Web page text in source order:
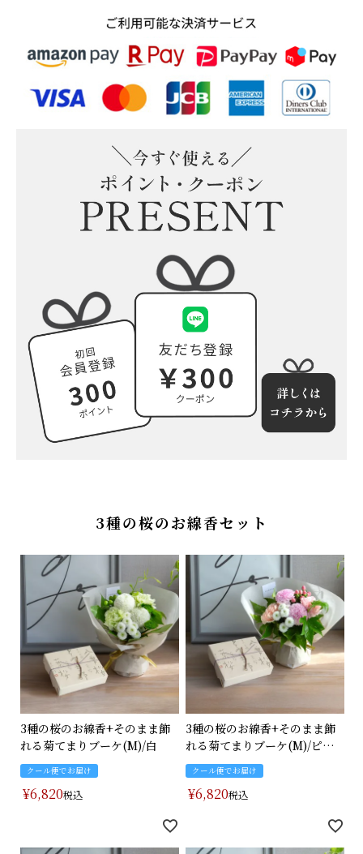
桜のお線香＆菊てまりブー
ケ（L）セット/ 白
桜のお線香＆菊てまりブーケ
（L）セット/ピンク
そのまま飾れる“こねこ”の
そのまま飾れる“こいぬ”のブ
ーケ(M)
そのまま飾れる“うさぎ”の
そのまま飾れる“ぱんだ”のブ
小さな花束の詰め合わせ(5個
プリザーブドフラワー
ガラスドーム
陶器アレンジ
すべての商品
Q&A (よくあるご質問)
ポイントプレゼントページ
ギフトラッピング
メッセージカード
お問い合わせ
3種の桜のお線香セット
3種の桜のお線香+そのまま飾
れる菊てまりブーケ(M)/白
クール便でお届け
¥6,820税込
3種の桜のお線香+そのまま飾
れる菊てまりブーケ(M)/ピン
ククール便でお届け
¥6,820税込